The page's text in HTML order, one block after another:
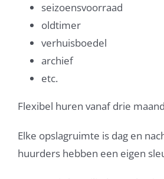
seizoensvoorraad
oldtimer
verhuisboedel
archief
etc.
Flexibel huren vanaf drie
Elke opslagruimte is dag en
huurders hebben een eigen